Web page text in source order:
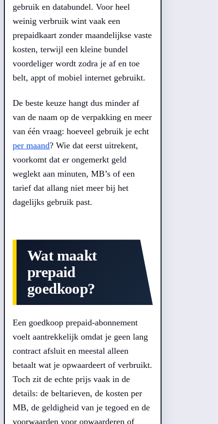
gebruik en databundel. Voor heel
weinig verbruik wint vaak een
prepaidkaart zonder maandelijkse vaste
kosten, terwijl een kleine bundel
voordeliger wordt zodra je af en toe
belt, appt of mobiel internet gebruikt.
De beste keuze hangt dus minder af
van de naam op de verpakking en meer
van één vraag: hoeveel gebruik je echt
per maand? Wie dat eerst uitrekent,
voorkomt dat er ongemerkt geld
weglekt aan minuten, MB’s of een
tarief dat allang niet meer bij het
dagelijks gebruik past.
Wat maakt
prepaid
goedkoop?
Een goedkoop prepaid-abonnement
voelt aantrekkelijk omdat je geen lang
contract afsluit en meestal alleen
betaalt wat je opwaardeert of verbruikt.
Toch zit de echte prijs vaak in de
details: de beltarieven, de kosten per
MB, de geldigheid van je tegoed en de
voorwaarden voor opwaarderen of